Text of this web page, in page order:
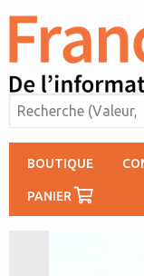
BOUTIQUE
PANIER